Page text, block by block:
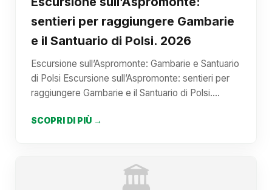
sentieri per raggiungere Gambarie
e il Santuario di Polsi. 2026
Escursione sull’Aspromonte: Gambarie e Santuario
di Polsi Escursione sull’Aspromonte: sentieri per
raggiungere Gambarie e il Santuario di Polsi.…
SCOPRI DI PIÙ →
🏛️